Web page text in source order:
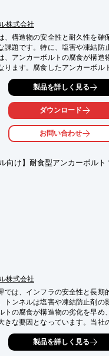
株式会社
、構造物の安全性と耐久性を確
課題です。特に、塩害や凍結防
、アンカーボルトの腐食が構造
ります。腐食したアンカーボル
、大規模な修繕や架け替えが必
の耐食型アンカーボルト は、腐
梁の長寿命化に貢献します。
】
梁
橋梁
設
製品を詳しく見る
ダウンロード
お問い合わせ
ル向け】耐食型アンカーボル
株式会社
では、インフラの安全性と長期
トンネルは塩害や凍結防止剤の
トの腐食が構造物の劣化を早め
きな要因となっています。当社
腐食しやすい環境下でのアンカ
ンネルの長寿命化に貢献します。
製品を詳しく見る